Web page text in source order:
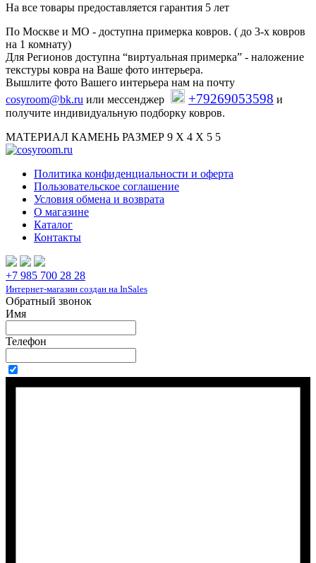
На все товары предоставляется гарантия 5 лет
По Москве и МО - доступна примерка ковров. ( до 3-х ковров
на 1 комнату)
Для Регионов доступна “виртуальная примерка” - наложение
текстуры ковра на Ваше фото интерьера.
Вышлите фото Вашего интерьера нам на почту
cosyroom@bk.ru или мессенджер +79269053598 и
получите индивидуальную подборку ковров.
МАТЕРИАЛ КАМЕНЬ РАЗМЕР 9 Х 4 Х 5 5
Политика конфиденциальности и оферта
Пользовательское соглашение
Условия обмена и возврата
О магазине
Каталог
Контакты
+7 985 700 28 28
Интернет-магазин создан на InSales
Обратный звонок
Имя
Телефон